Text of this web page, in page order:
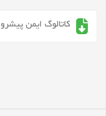
کاتالوگ ایمن پیشرو